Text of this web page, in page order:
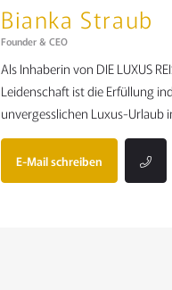
Bianka Straub
Founder & CEO
Als Inhaberin von DIE LUXUS
Leidenschaft ist die Erfüllung
unvergesslichen Luxus-Urlaub
E-Mail schreiben